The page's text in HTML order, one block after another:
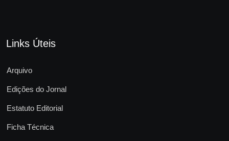
Links Úteis
Arquivo
Edições do Jornal
Estatuto Editorial
Ficha Técnica